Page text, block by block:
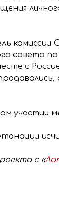
совета
с
участии
с «